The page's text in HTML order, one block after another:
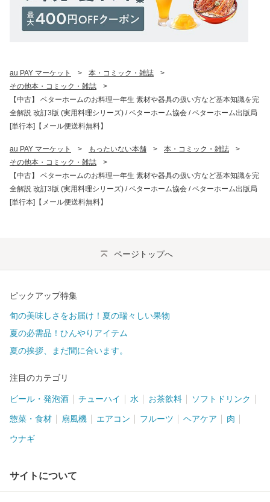
au PAY マーケット > 本・コミック・雑誌
>
その他本・コミック・雑誌
>
【中古】 ベターホームのお料理一年生 素材や器具の扱い方など基本知識を完
全解説 改訂3版 (実用料理シリーズ) / ベターホーム協会 / ベターホーム出版局
[単行本]【メール便送料無料】
au PAY マーケット > もったいない本舗 > 本・コミック・雑誌
>
その他本・コミック・雑誌
>
【中古】 ベターホームのお料理一年生 素材や器具の扱い方など基本知識を完
全解説 改訂3版 (実用料理シリーズ) / ベターホーム協会 / ベターホーム出版局
[単行本]【メール便送料無料】
ページトップへ
ピックアップ特集
旬の美味しさをお届け！夏の瑞々しい果物
夏の必需品！ひんやりアイテム
夏の挨拶、まだ間に合います。
注目のカテゴリ
ビール・発泡酒 チューハイ 水 お茶飲料 ソフトドリンク
惣菜・食材 扇風機 エアコン フルーツ ヘアケア 肉
ウナギ
サイトについて